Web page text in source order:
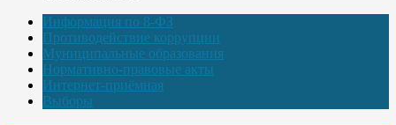
Информация по 8-ФЗ
Противодействие коррупции
Муниципальные образования
Нормативно-правовые акты
Интернет-приёмная
Выборы